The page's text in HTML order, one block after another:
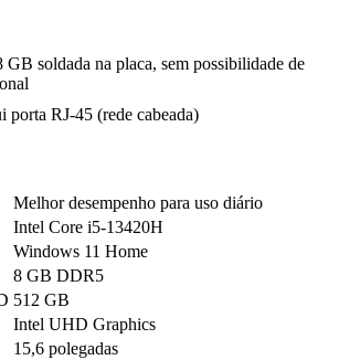
soldada na placa, sem possibilidade de
porta RJ-45 (rede cabeada)
Melhor desempenho para uso diário
Intel Core i5-13420H
Windows 11 Home
8 GB DDR5
512 GB
Intel UHD Graphics
15,6 polegadas